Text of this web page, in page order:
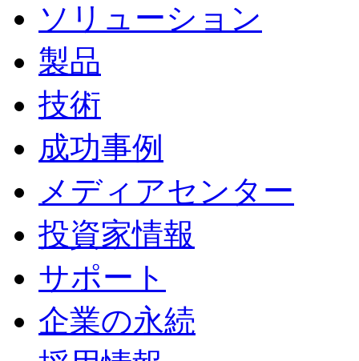
ソリューション
製品
技術
成功事例
メディアセンター
投資家情報
サポート
企業の永続